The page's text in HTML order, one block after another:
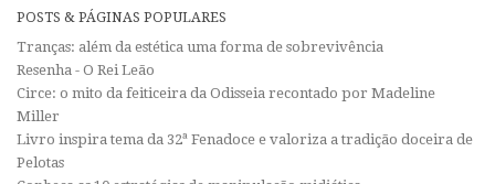
POSTS & PÁGINAS POPULARES
Tranças: além da estética uma forma de sobrevivência
Resenha - O Rei Leão
Circe: o mito da feiticeira da Odisseia recontado por Madeline
Miller
Livro inspira tema da 32ª Fenadoce e valoriza a tradição doceira de
Pelotas